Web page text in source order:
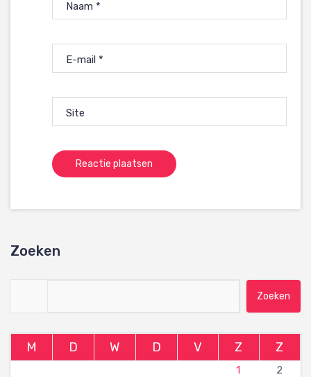
Naam *
E-mail *
Site
Zoeken
M D W D V Z Z
1
2